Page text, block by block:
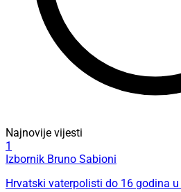
Najnovije vijesti
1
Izbornik Bruno Sabioni
Hrvatski vaterpolisti do 16 godina